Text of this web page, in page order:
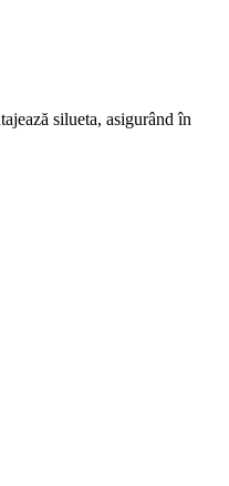
silueta, asigurând în